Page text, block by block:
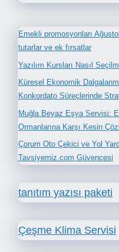
Emekli promosyonları
tutarlar ve ek fırsatlar
Yazılım Kursları Nasıl
Küresel Ekonomik
Konkordato Süreçlerinde
Muğla Beyaz Eşya Servisi:
Ormanlarına Karşı Kesin
Çorum Oto Çekici ve Yol
Tavsiyemiz.com Güvencesi
tanıtım yazısı paketi
Çeşme Klima Servisi